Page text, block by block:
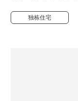
独栋住宅